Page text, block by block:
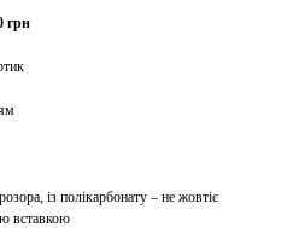
грн
із полікарбонату – не жовтіє
вставкою